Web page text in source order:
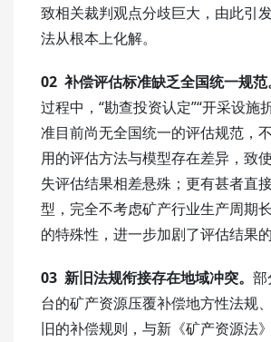
致相关裁判观点分歧巨大，由此引
法从根本上化解。
02 补偿评估标准缺乏全国统一规范
过程中，“勘查投资认定”“开采设施
准目前尚无全国统一的评估规范，
用的评估方法与模型存在差异，致
失评估结果相差悬殊；更有甚者直
型，完全不考虑矿产行业生产周期
的特殊性，进一步加剧了评估结果的
03 新旧法规衔接存在地域冲突。 部
台的矿产资源压覆补偿地方性法规
旧的补偿规则，与新《矿产资源法